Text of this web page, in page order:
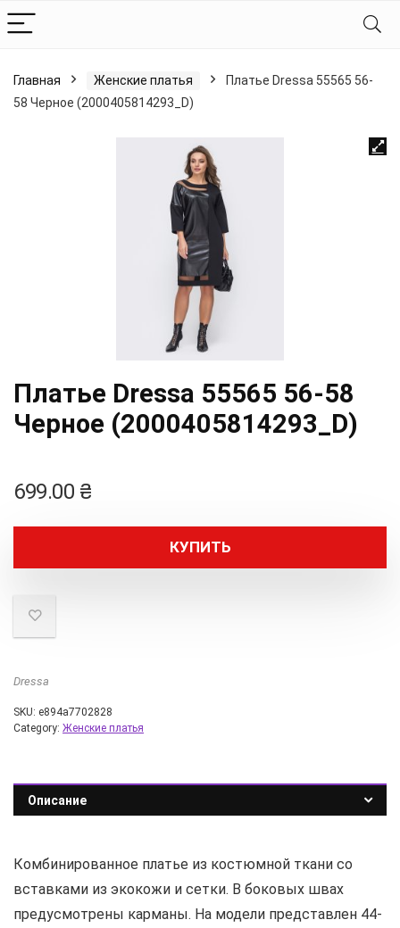
Главная Женские платья
Платье Dressa 55565 56-
58 Черное (2000405814293_D)
Платье Dressa 55565 56-58
Черное (2000405814293_D)
699.00 ₴
КУПИТЬ
Dressa
SKU: e894a7702828
Category: Женские платья
Описание
Комбинированное платье из костюмной ткани со
вставками из экокожи и сетки. В боковых швах
предусмотрены карманы. На модели представлен 44-